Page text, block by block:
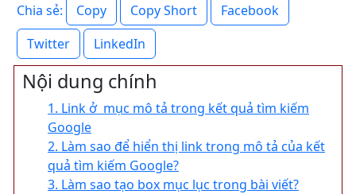
Chia sẻ: Copy Copy Short
Facebook
Twitter
LinkedIn
Nội dung chính
1. Link ở mục mô tả trong kết quả tìm kiếm
Google
2. Làm sao để hiển thị link trong mô tả của kết
quả tìm kiếm Google?
3. Làm sao tạo box mục lục trong bài viết?